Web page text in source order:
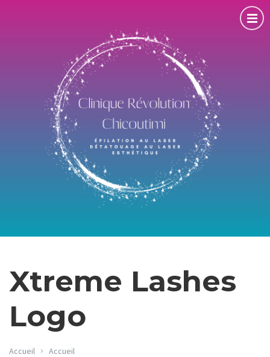
Xtreme Lashes
Logo
Accueil Accueil